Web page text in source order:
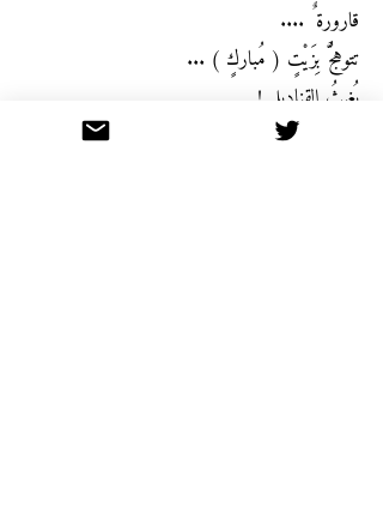
قارورة ٌ ....
تتوهَّجُ بِزَيْتٍ ( مُباركٍ ) ...
يُغِيثُ القناديل !
ولا عَزَاءَ ( للخَمْر ِ ) يا عزيزتي بعد هذا الكلام !